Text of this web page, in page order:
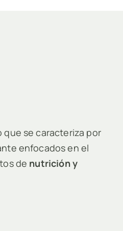
que se caracteriza por
enfocados en el
de nutrición y